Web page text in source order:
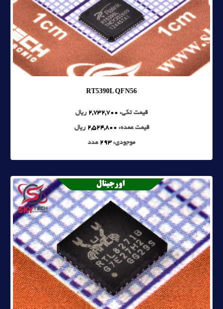
RT5390L QFN56
قیمت تکی: 2,732,700 ریال
قیمت عمده: 2,524,800 ریال
موجودی:293 عدد